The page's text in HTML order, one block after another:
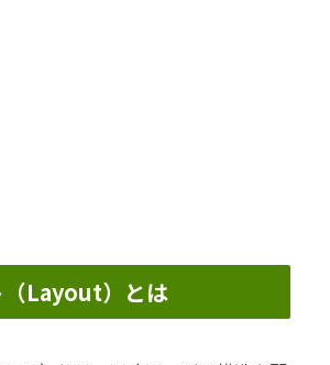
（Layout）とは